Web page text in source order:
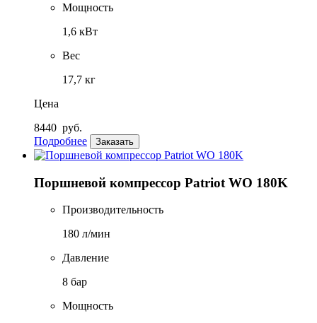
Мощность
1,6 кВт
Вес
17,7 кг
Цена
8440 руб.
Подробнее
Заказать
Поршневой компрессор Patriot WO 180K
Производительность
180 л/мин
Давление
8 бар
Мощность